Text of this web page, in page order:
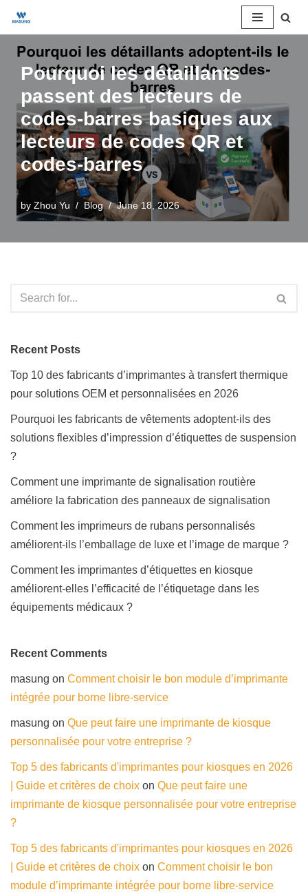
Skip
to
content
Pourquoi les détaillants
passent des lecteurs de
codes-barres basiques aux
lecteurs de codes QR et
codes-barres
by Zhou Yu Blog June 18, 2026
Recent Posts
Top 10 des fabricants d’imprimantes à transfert thermique
pour solutions OEM et personnalisées en 2026
Pourquoi les fabricants de vêtements adoptent-ils des
solutions flexibles d’impression d’étiquettes de suspension
?
Comment une imprimante de signalisation routière
améliore la fabrication des panneaux de signalisation
Comment les imprimeurs de rubans personnalisés
améliorent-ils l’emballage de luxe et l’image de marque ?
Comment les imprimantes d’étiquettes en kiosque
améliorent-elles l’efficacité de l’étiquetage dans les
équipements médicaux ?
Recent Comments
masung on Comment choisir le bon module d’imprimante
intégrée pour borne libre-service
masung on Que peut faire une imprimante de kiosque
personnalisée pour votre entreprise ?
Top 5 des fabricants d'imprimantes pour kiosques en 2026
| Guide et critères de choix on Que peut faire une
imprimante de kiosque personnalisée pour votre entreprise
?
Top 5 des fabricants d'imprimantes pour kiosques en 2026
| Guide et critères de choix on Comment choisir le bon
module d’imprimante intégrée pour borne libre-service